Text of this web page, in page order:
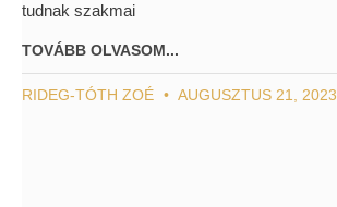
tudnak szakmai
TOVÁBB OLVASOM...
RIDEG-TÓTH ZOÉ AUGUSZTUS 21, 2023